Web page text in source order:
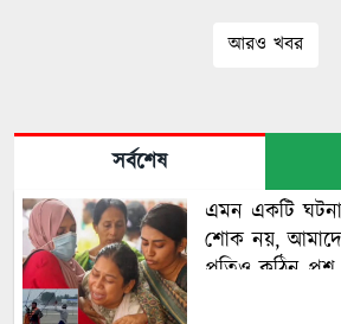
আরও খবর
সর্বশেষ
এমন একটি
শোক নয়, আমাদের
প্রতিও কঠিন